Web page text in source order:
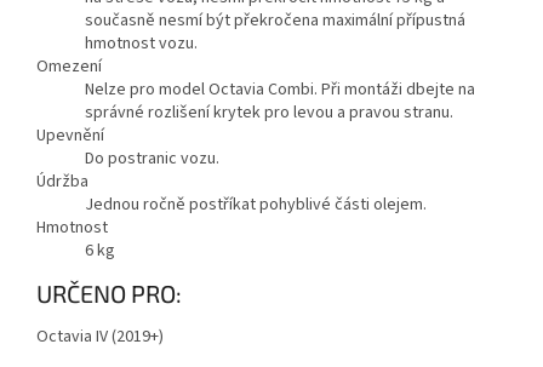
současně nesmí být překročena maximální přípustná
hmotnost vozu.
Omezení
Nelze pro model Octavia Combi. Při montáži dbejte na
správné rozlišení krytek pro levou a pravou stranu.
Upevnění
Do postranic vozu.
Údržba
Jednou ročně postříkat pohyblivé části olejem.
Hmotnost
6kg
URČENO PRO:
Octavia IV (2019+)